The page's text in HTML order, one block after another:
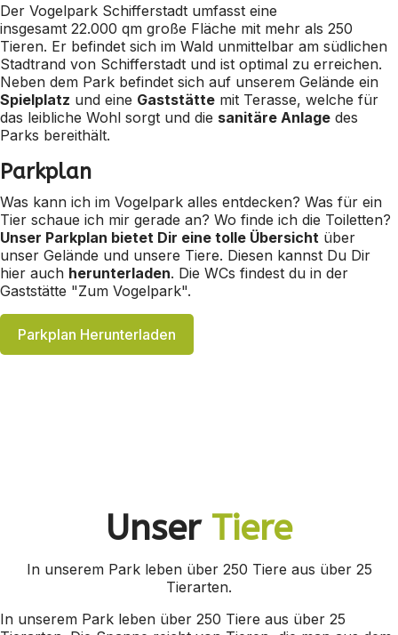
Der Vogelpark Schifferstadt umfasst eine
insgesamt 22.000 qm große Fläche mit mehr als 250
Tieren. Er befindet sich im Wald unmittelbar am südlichen
Stadtrand von Schifferstadt und ist optimal zu erreichen.
Neben dem Park befindet sich auf unserem Gelände ein
Spielplatz und eine Gaststätte mit Terasse, welche für
das leibliche Wohl sorgt und die sanitäre Anlage des
Parks bereithält.
Parkplan
Was kann ich im Vogelpark alles entdecken? Was für ein
Tier schaue ich mir gerade an? Wo finde ich die Toiletten?
Unser Parkplan bietet Dir eine tolle Übersicht über
unser Gelände und unsere Tiere. Diesen kannst Du Dir
hier auch herunterladen. Die WCs findest du in der
Gaststätte "Zum Vogelpark".
Parkplan Herunterladen
Unser Tiere
In unserem Park leben über 250 Tiere aus über 25
Tierarten.
In unserem Park leben über 250 Tiere aus über 25